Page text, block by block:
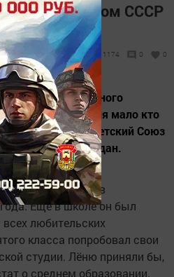
кумиром СССР
1174 0 0
и кино, заслуженного
сегодня мало кто
он покорил Советский Союз
советских граждан.
Харитонов в
Ещё в школе он был
любительских
класса попробовал свои
студии. Лёню приняли бы,
о среднем образовании.